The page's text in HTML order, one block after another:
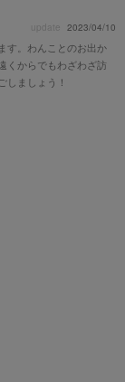
update 2023/04/10
す。わんことのお出か
くからでもわざわざ訪
しましょう！